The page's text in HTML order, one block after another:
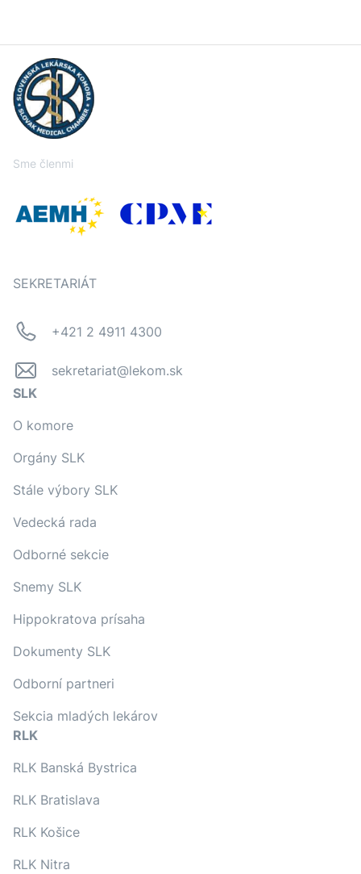
Sme členmi
SEKRETARIÁT
+421 2 4911 4300
sekretariat@lekom.sk
SLK
O komore
Orgány SLK
Stále výbory SLK
Vedecká rada
Odborné sekcie
Snemy SLK
Hippokratova prísaha
Dokumenty SLK
Odborní partneri
Sekcia mladých lekárov
RLK
RLK Banská Bystrica
RLK Bratislava
RLK Košice
RLK Nitra